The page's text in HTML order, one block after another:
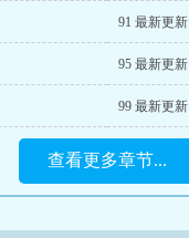
91 最新更新
95 最新更新
99 最新更新
查看更多章节...